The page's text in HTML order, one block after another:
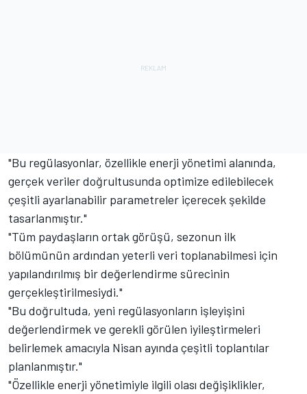
"Bu regülasyonlar, özellikle enerji yönetimi alanında,
gerçek veriler doğrultusunda optimize edilebilecek
çeşitli ayarlanabilir parametreler içerecek şekilde
tasarlanmıştır."
"Tüm paydaşların ortak görüşü, sezonun ilk
bölümünün ardından yeterli veri toplanabilmesi için
yapılandırılmış bir değerlendirme sürecinin
gerçekleştirilmesiydi."
"Bu doğrultuda, yeni regülasyonların işleyişini
değerlendirmek ve gerekli görülen iyileştirmeleri
belirlemek amacıyla Nisan ayında çeşitli toplantılar
planlanmıştır."
"Özellikle enerji yönetimiyle ilgili olası değişiklikler,